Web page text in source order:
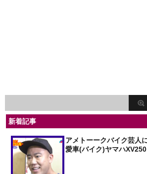
新着記事
アメトーークバイク芸人
愛車(バイク)ヤマハ